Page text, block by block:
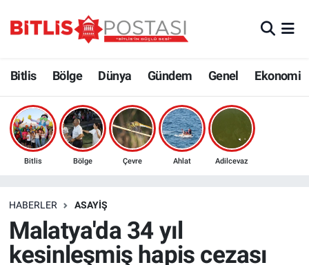
Bitlis Bölge Dünya Gündem Genel Ekonomi
Bitlis Bölge Çevre Ahlat Adilcevaz
HABERLER ASAYIŞ
Malatya'da 34 yıl
kesinleşmiş hapis cezası
Bölge
Çevre
Eğitim
Bitlis Trafik Yoğunluk Haritası
Süper Lig Puan Durumu ve Fikstür
Son Dakika Haberleri